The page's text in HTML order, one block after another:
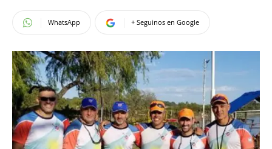
WhatsApp + Seguinos en Google